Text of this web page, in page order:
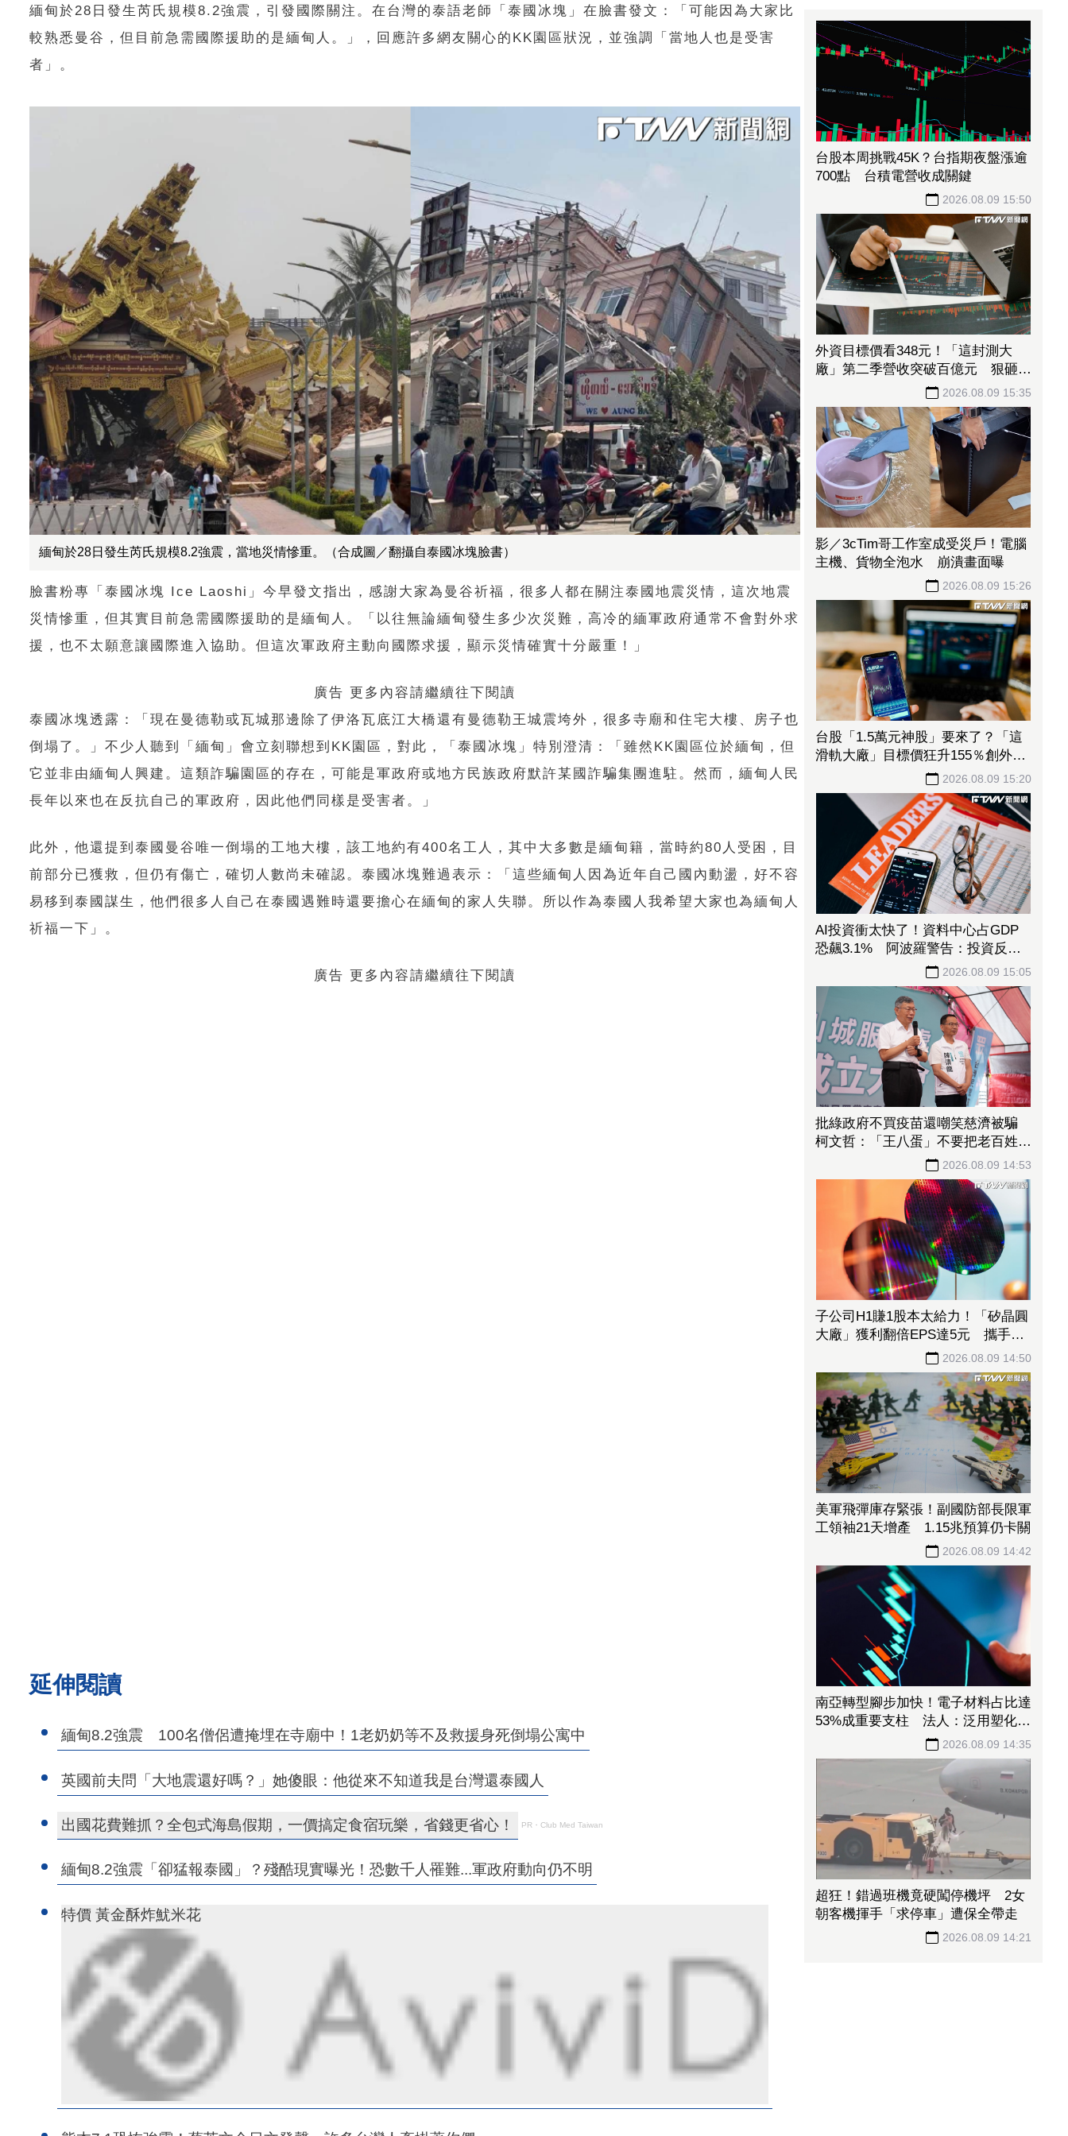
緬甸於28日發生芮氏規模8.2強震，引發國際關注。在台灣的泰語老師「泰國冰塊」在臉書發文：「可能因為大家比
較熟悉曼谷，但目前急需國際援助的是緬甸人。」，回應許多網友關心的KK園區狀況，並強調「當地人也是受害
者」。
緬甸於28日發生芮氏規模8.2強震，當地災情慘重。（合成圖／翻攝自泰國冰塊臉書）
臉書粉專「泰國冰塊 Ice Laoshi」今早發文指出，感謝大家為曼谷祈福，很多人都在關注泰國地震災情，這次地震
災情慘重，但其實目前急需國際援助的是緬甸人。「以往無論緬甸發生多少次災難，高冷的緬軍政府通常不會對外求
援，也不太願意讓國際進入協助。但這次軍政府主動向國際求援，顯示災情確實十分嚴重！」
廣告 更多內容請繼續往下閱讀
泰國冰塊透露：「現在曼德勒或瓦城那邊除了伊洛瓦底江大橋還有曼德勒王城震垮外，很多寺廟和住宅大樓、房子也
倒塌了。」不少人聽到「緬甸」會立刻聯想到KK園區，對此，「泰國冰塊」特別澄清：「雖然KK園區位於緬甸，但
它並非由緬甸人興建。這類詐騙園區的存在，可能是軍政府或地方民族政府默許某國詐騙集團進駐。然而，緬甸人民
長年以來也在反抗自己的軍政府，因此他們同樣是受害者。」
此外，他還提到泰國曼谷唯一倒塌的工地大樓，該工地約有400名工人，其中大多數是緬甸籍，當時約80人受困，目
前部分已獲救，但仍有傷亡，確切人數尚未確認。泰國冰塊難過表示：「這些緬甸人因為近年自己國內動盪，好不容
易移到泰國謀生，他們很多人自己在泰國遇難時還要擔心在緬甸的家人失聯。所以作為泰國人我希望大家也為緬甸人
祈福一下」。
廣告 更多內容請繼續往下閱讀
延伸閱讀
緬甸8.2強震 100名僧侶遭掩埋在寺廟中！1老奶奶等不及救援身死倒塌公寓中
英國前夫問「大地震還好嗎？」她傻眼：他從來不知道我是台灣還泰國人
出國花費難抓？全包式海島假期，一價搞定食宿玩樂，省錢更省心！ PR・Club Med Taiwan
緬甸8.2強震「卻猛報泰國」？殘酷現實曝光！恐數千人罹難...軍政府動向仍不明
特價 黃金酥炸魷米花
台股本周挑戰45K？台指期夜盤漲逾
700點 台積電營收成關鍵
2026.08.09 15:50
外資目標價看348元！「這封測大
廠」第二季營收突破百億元 狠砸
2026.08.09 15:35
影／3cTim哥工作室成受災戶！電腦
主機、貨物全泡水 崩潰畫面曝
2026.08.09 15:26
台股「1.5萬元神股」要來了？「這
滑軌大廠」目標價狂升155％創外資
天價 毛利率更上看90％2026.08.09 15:20
AI投資衝太快了！資料中心占GDP
恐飆3.1% 阿波羅警告：投資反轉
恐重演「次貸式衝擊」2026.08.09 15:05
批綠政府不買疫苗還嘲笑慈濟被騙
柯文哲：「王八蛋」不要把老百姓當
2026.08.09 14:53
子公司H1賺1股本太給力！「矽晶圓
大廠」獲利翻倍EPS達5元 攜手聯
合再生搶攻太陽能商機2026.08.09 14:50
美軍飛彈庫存緊張！副國防部長限軍
工領袖21天增產 1.15兆預算仍卡關
2026.08.09 14:42
南亞轉型腳步加快！電子材料占比達
53%成重要支柱 法人：泛用塑化降
2026.08.09 14:35
超狂！錯過班機竟硬闖停機坪 2女
朝客機揮手「求停車」遭保全帶走
2026.08.09 14:21